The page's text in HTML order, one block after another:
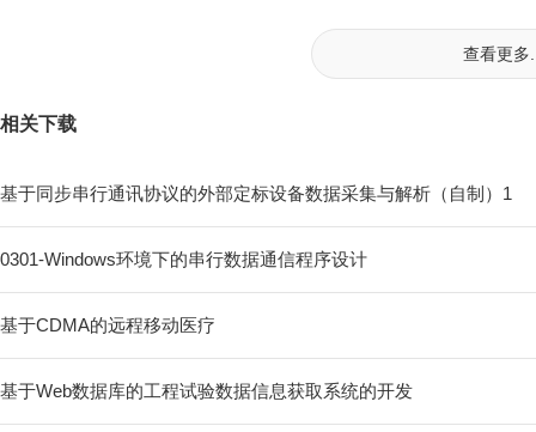
查看更多
相关下载
基于同步串行通讯协议的外部定标设备数据采集与解析（自制）1
0301-Windows环境下的串行数据通信程序设计
基于CDMA的远程移动医疗
基于Web数据库的工程试验数据信息获取系统的开发